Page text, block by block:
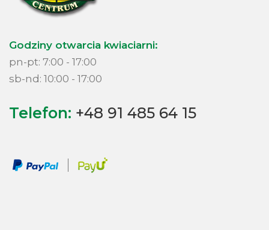
Godziny otwarcia kwiaciarni:
pn-pt: 7:00 - 17:00
sb-nd: 10:00 - 17:00
Telefon: +48 91 485 64 15